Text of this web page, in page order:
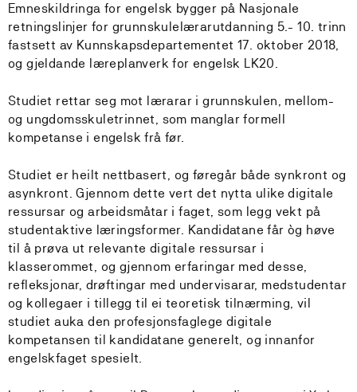
Emneskildringa for engelsk bygger på Nasjonale
retningslinjer for grunnskulelærarutdanning 5.- 10. trinn
fastsett av Kunnskapsdepartementet 17. oktober 2018,
og gjeldande læreplanverk for engelsk LK20.
Studiet rettar seg mot lærarar i grunnskulen, mellom-
og ungdomsskuletrinnet, som manglar formell
kompetanse i engelsk frå før.
Studiet er heilt nettbasert, og føregår både synkront og
asynkront. Gjennom dette vert det nytta ulike digitale
ressursar og arbeidsmåtar i faget, som legg vekt på
studentaktive læringsformer. Kandidatane får òg høve
til å prøva ut relevante digitale ressursar i
klasserommet, og gjennom erfaringar med desse,
refleksjonar, drøftingar med undervisarar, medstudentar
og kollegaer i tillegg til ei teoretisk tilnærming, vil
studiet auka den profesjonsfaglege digitale
kompetansen til kandidatane generelt, og innanfor
engelskfaget spesielt.